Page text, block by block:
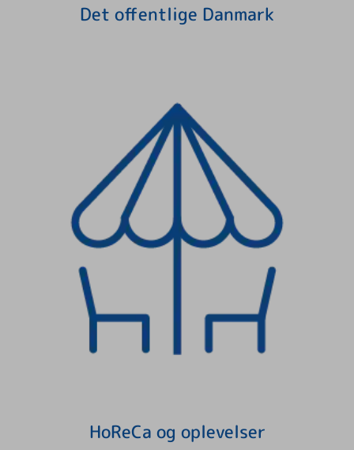
Det offentlige Danmark
HoReCa og oplevelser